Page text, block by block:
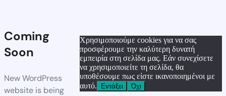
Coming
Soon
New WordPress
website is being
Χρησιμοποιούμε cookies για να σας
προσφέρουμε την καλύτερη δυνατή
εμπειρία στη σελίδα μας. Εάν συνεχίσετε
να χρησιμοποιείτε τη σελίδα, θα
υποθέσουμε πως είστε ικανοποιημένοι με
αυτό.
Εντάξει Όχι